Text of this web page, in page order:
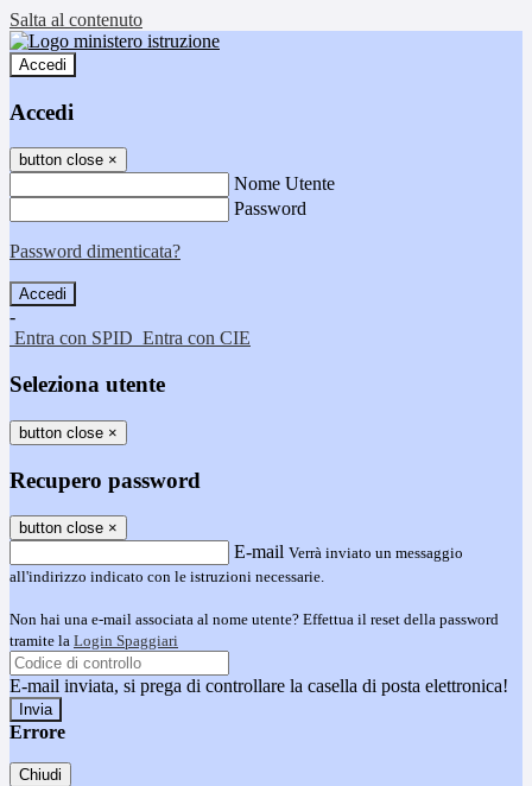
Salta al contenuto
Accedi
Accedi
button close ×
Nome Utente
Password
Password dimenticata?
-
Entra con SPID Entra con CIE
Seleziona utente
button close ×
Recupero password
button close ×
E-mail Verrà inviato un messaggio
all'indirizzo indicato con le istruzioni necessarie.
Non hai una e-mail associata al nome utente? Effettua il reset della password
tramite la Login Spaggiari
E-mail inviata, si prega di controllare la casella di posta elettronica!
Errore
Chiudi